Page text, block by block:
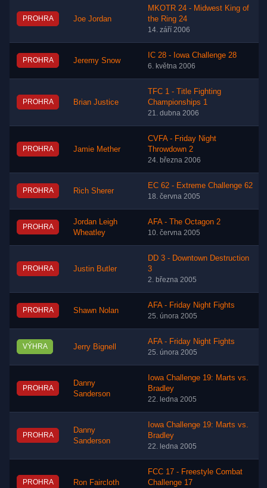
PROHRA Joe Jordan
MKOTR 24 - Midwest King of
the Ring 24
14. září 2006
PROHRA Jeremy Snow
IC 28 - Iowa Challenge 28
6. května 2006
PROHRA Brian Justice
TFC 1 - Title Fighting
Championships 1
21. dubna 2006
PROHRA Jamie Mether
CVFA - Friday Night
Throwdown 2
24. března 2006
PROHRA Rich Sherer
EC 62 - Extreme Challenge 62
18. června 2005
PROHRA
Jordan Leigh
Wheatley
AFA - The Octagon 2
10. června 2005
PROHRA Justin Butler
DD 3 - Downtown Destruction
3
2. března 2005
PROHRA Shawn Nolan
AFA - Friday Night Fights
25. února 2005
VÝHRA Jerry Bignell
AFA - Friday Night Fights
25. února 2005
PROHRA
Danny
Sanderson
Iowa Challenge 19: Marts vs.
Bradley
22. ledna 2005
PROHRA
Danny
Sanderson
Iowa Challenge 19: Marts vs.
Bradley
22. ledna 2005
PROHRA Ron Faircloth
FCC 17 - Freestyle Combat
Challenge 17